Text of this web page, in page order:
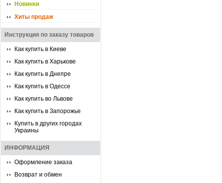
Новинки
Хиты продаж
Инструкция по заказу товаров
Как купить в Киеве
Как купить в Харькове
Как купить в Днепре
Как купить в Одессе
Как купить во Львове
Как купить в Запорожье
Купить в других городах
Украины
ИНФОРМАЦИЯ
Оформление заказа
Возврат и обмен